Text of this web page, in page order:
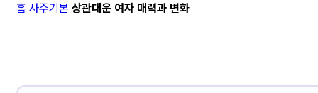
홈 사주기본 상관대운 여자 매력과 변화